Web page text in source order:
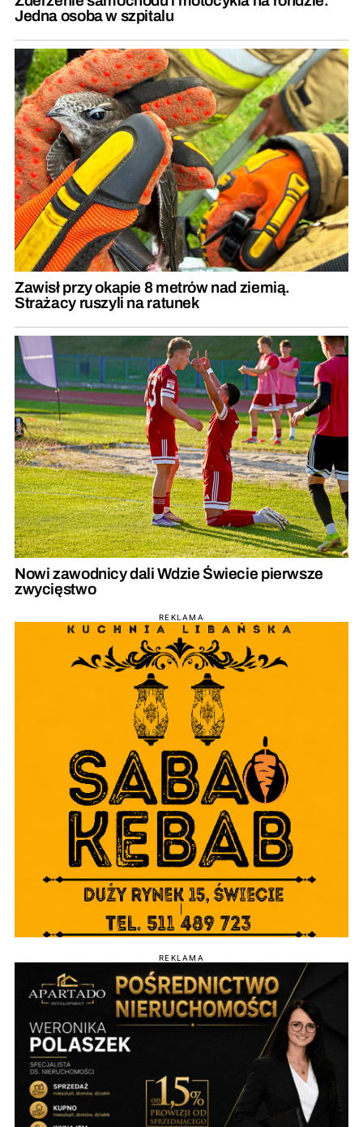
Jedna osoba w szpitalu
Zawisł przy okapie 8 metrów nad ziemią.
Strażacy ruszyli na ratunek
Nowi zawodnicy dali Wdzie Świecie pierwsze
zwycięstwo
REKLAMA
REKLAMA